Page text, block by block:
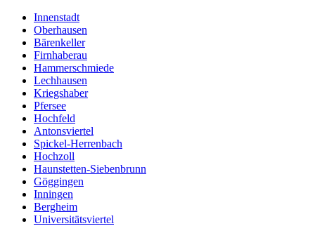
Innenstadt
Oberhausen
Bärenkeller
Firnhaberau
Hammerschmiede
Lechhausen
Kriegshaber
Pfersee
Hochfeld
Antonsviertel
Spickel-Herrenbach
Hochzoll
Haunstetten-Siebenbrunn
Göggingen
Inningen
Bergheim
Universitätsviertel